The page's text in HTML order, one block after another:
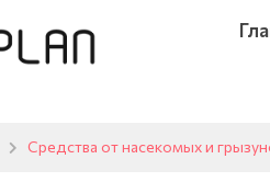
Средства от насекомых и